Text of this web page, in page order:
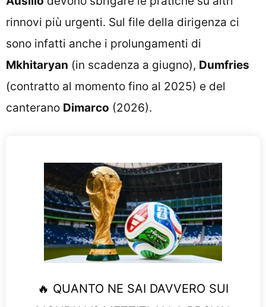
rinnovi più urgenti. Sul file della dirigenza ci
sono infatti anche i prolungamenti di
Mkhitaryan (in scadenza a giugno), Dumfries
(contratto al momento fino al 2025) e del
canterano Dimarco (2026).
🔥 QUANTO NE SAI DAVVERO SUI